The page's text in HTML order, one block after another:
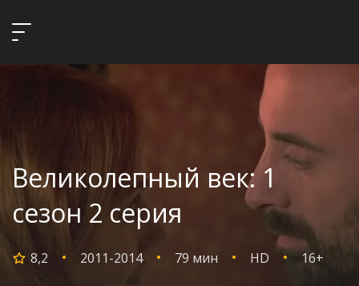
Великолепный век: 1
сезон 2 серия
8,2 2011-2014 79 мин HD 16+